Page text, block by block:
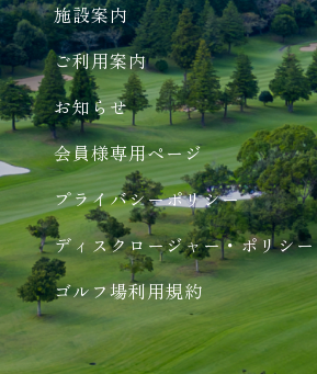
施設案内
ご利用案内
お知らせ
会員様専用ページ
プライバシーポリシー
ディスクロージャー・ポリシー
ゴルフ場利用規約